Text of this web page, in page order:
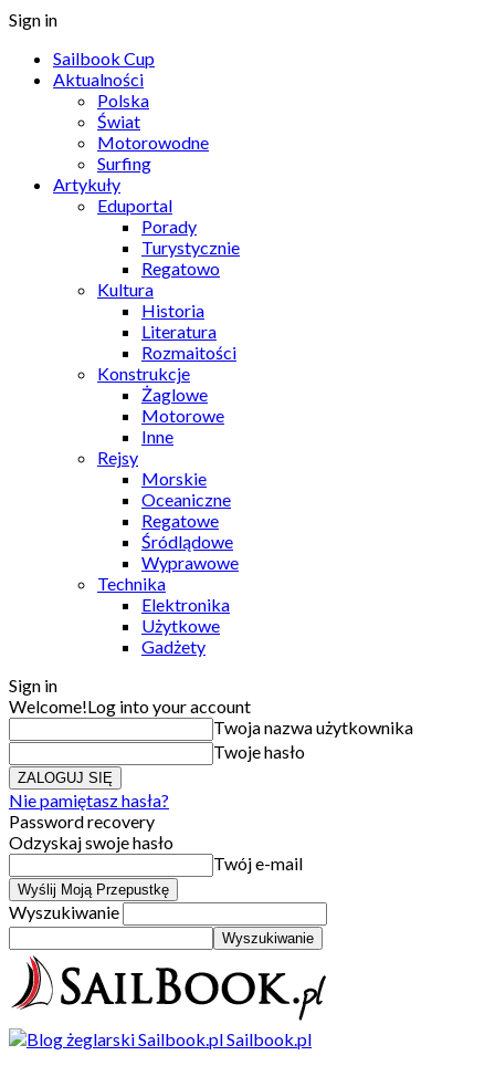
Sign in
Sailbook Cup
Aktualności
Polska
Świat
Motorowodne
Surfing
Artykuły
Eduportal
Porady
Turystycznie
Regatowo
Kultura
Historia
Literatura
Rozmaitości
Konstrukcje
Żaglowe
Motorowe
Inne
Rejsy
Morskie
Oceaniczne
Regatowe
Śródlądowe
Wyprawowe
Technika
Elektronika
Użytkowe
Gadżety
Sign in
Welcome!Log into your account
Twoja nazwa użytkownika
Twoje hasło
Nie pamiętasz hasła?
Password recovery
Odzyskaj swoje hasło
Twój e-mail
Wyszukiwanie
Sailbook.pl